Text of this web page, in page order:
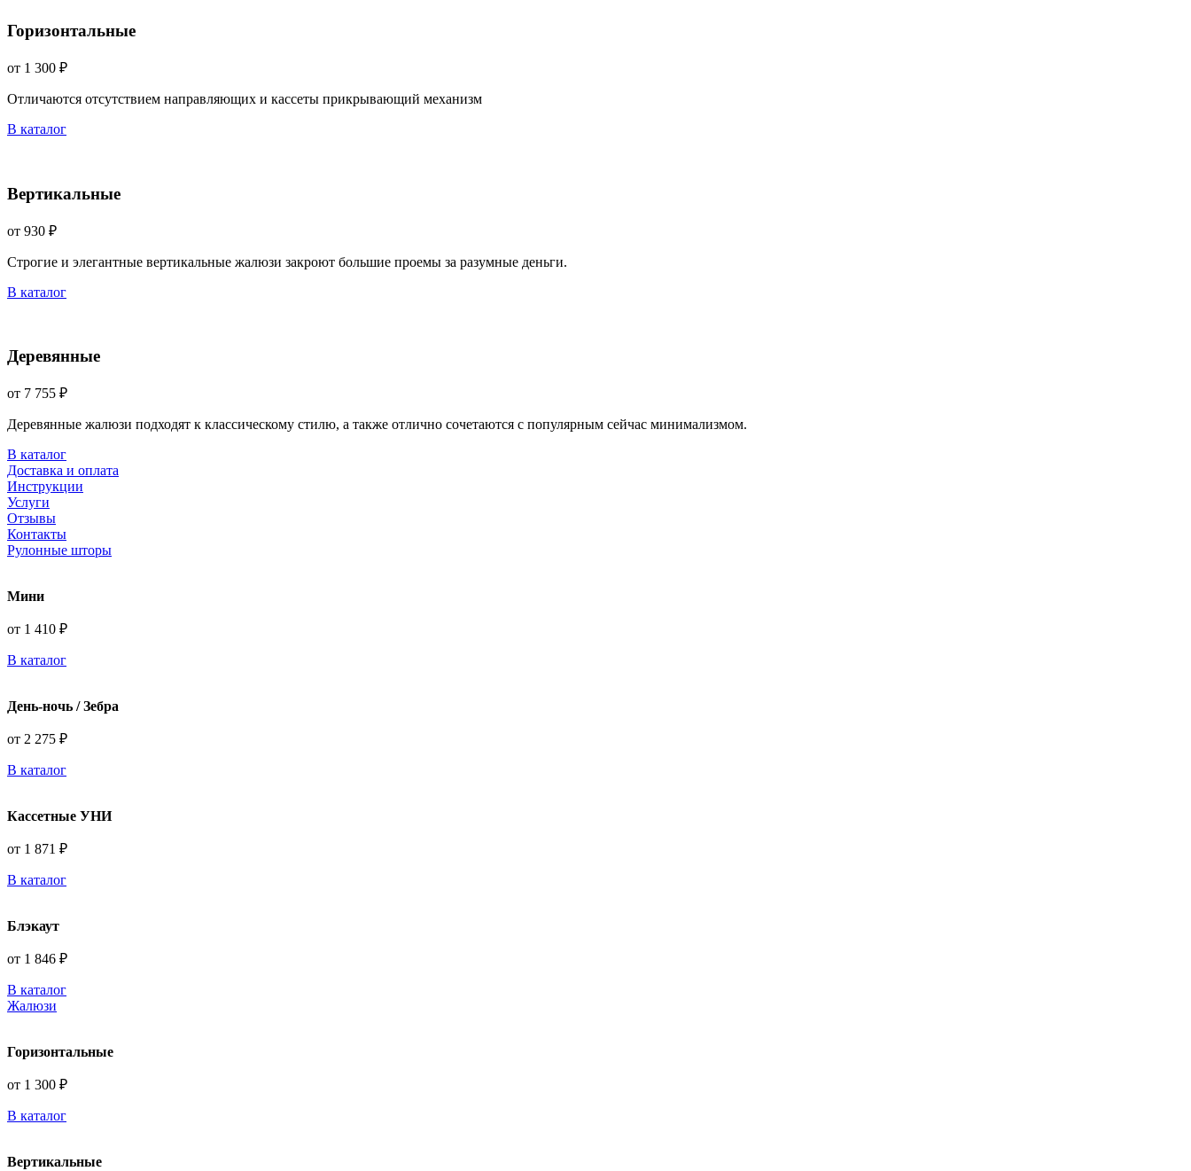
Горизонтальные
от 1 300 ₽
Отличаются отсутствием направляющих и кассеты прикрывающий механизм
В каталог
Вертикальные
от 930 ₽
Строгие и элегантные вертикальные жалюзи закроют большие проемы за разумные деньги.
В каталог
Деревянные
от 7 755 ₽
Деревянные жалюзи подходят к классическому стилю, а также отлично сочетаются с популярным сейчас минимализмом.
В каталог
Доставка и оплата
Инструкции
Услуги
Отзывы
Контакты
Рулонные шторы
Мини
от 1 410 ₽
В каталог
День-ночь / Зебра
от 2 275 ₽
В каталог
Кассетные УНИ
от 1 871 ₽
В каталог
Блэкаут
от 1 846 ₽
В каталог
Жалюзи
Горизонтальные
от 1 300 ₽
В каталог
Вертикальные